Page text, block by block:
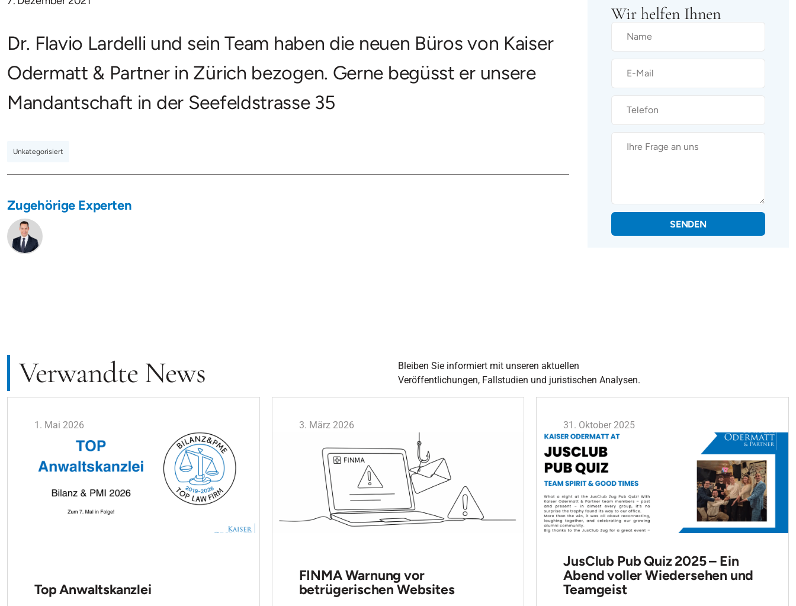
Dr. Flavio Lardelli und sein Team haben die neuen Büros von Kaiser
Odermatt & Partner in Zürich bezogen. Gerne begüsst er unsere
Mandantschaft in der Seefeldstrasse 35
Unkategorisiert
Zugehörige Experten
Wir helfen Ihnen
SENDEN
Verwandte News
Bleiben Sie informiert mit unseren aktuellen
Veröffentlichungen, Fallstudien und juristischen Analysen.
1. Mai 2026
Top Anwaltskanzlei
3. März 2026
FINMA Warnung vor
betrügerischen Websites
31. Oktober 2025
JusClub Pub Quiz 2025 – Ein
Abend voller Wiedersehen und
Teamgeist